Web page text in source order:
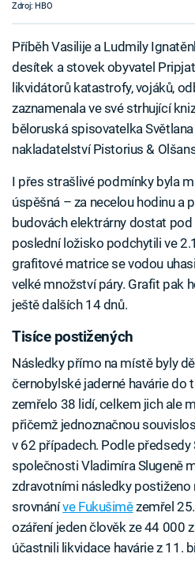
Zdroj: HBO
Příběh Vasilije a Ludmily
desítek a stovek obyvatel
likvidátorů katastrofy, vojáků,
zaznamenala ve své strhující
běloruská spisovatelka
nakladatelství Pistorius &
I přes strašlivé podmínky byla
úspěšná – za necelou hodinu a
budovách elektrárny dostat
poslední ložisko podchytili ve
grafitové matrice se vodou
velké množství páry. Grafit pak
ještě dalších 14 dnů.
Tisíce postižených
Následky přímo na místě byly
černobylské jaderné havárie do
zemřelo 38 lidí, celkem jich ale
přičemž jednoznačnou
v 62 případech. Podle předsedy
společnosti Vladimíra Slugeně
zdravotními následky postiženo
srovnáníve Fukušimězemřel
ozáření jeden člověk ze 44 000
účastnili likvidace havárie z 11.